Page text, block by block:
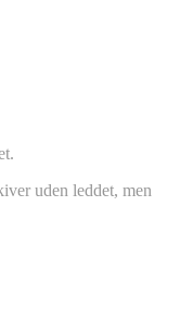
uden leddet, men